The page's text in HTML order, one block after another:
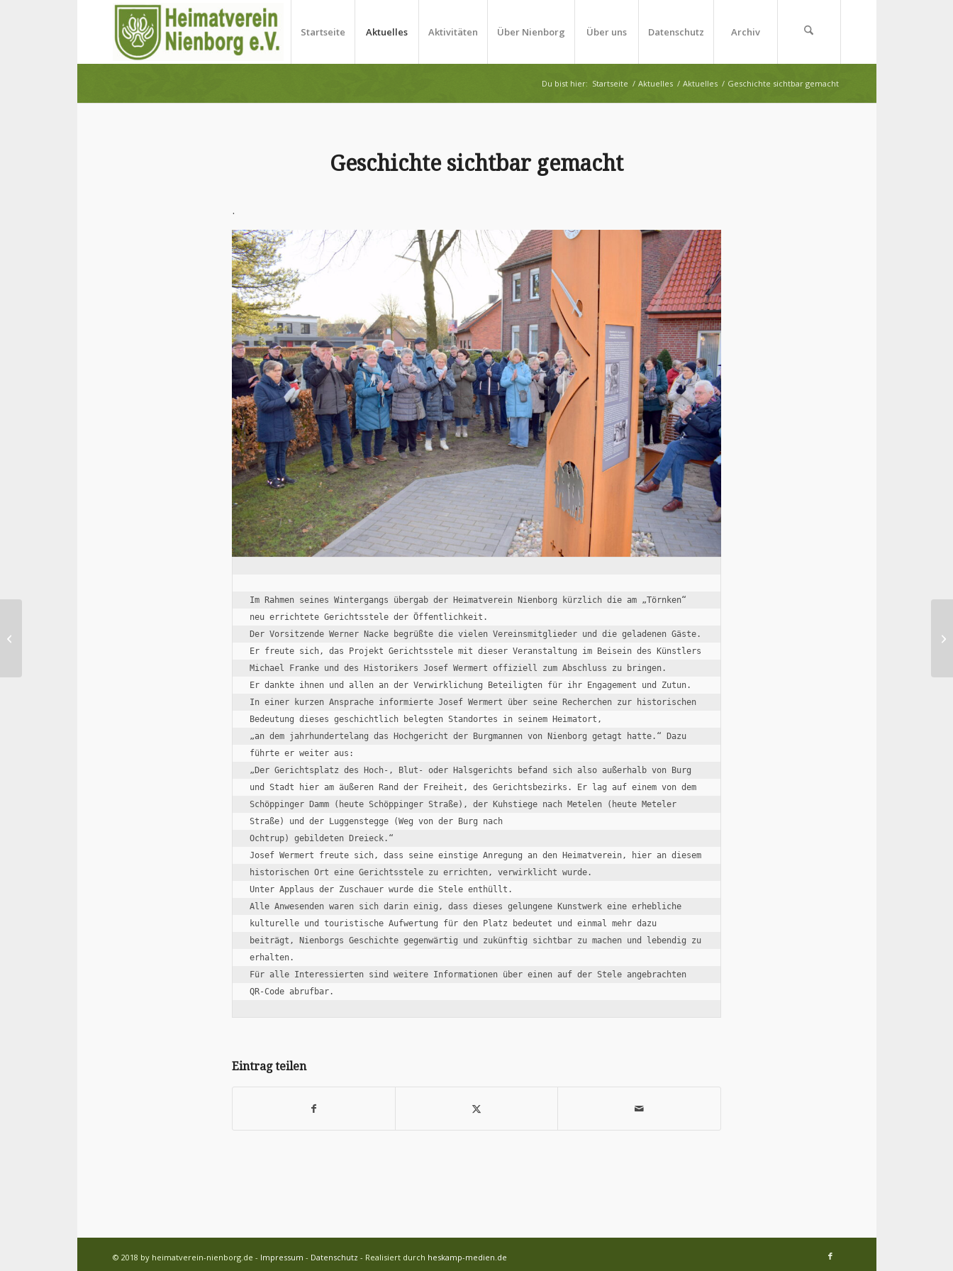
Startseite Aktuelles Aktivitäten Über Nienborg Über uns Datenschutz Archiv
Du bist hier: Startseite / Aktuelles / Aktuelles / Geschichte sichtbar gemacht
Geschichte sichtbar gemacht
.
Im Rahmen seines Wintergangs übergab der Heimatverein Nienborg kürzlich die am „Törnken“
neu errichtete Gerichtsstele der Öffentlichkeit.
Der Vorsitzende Werner Nacke begrüßte die vielen Vereinsmitglieder und die geladenen Gäste.
Er freute sich, das Projekt Gerichtsstele mit dieser Veranstaltung im Beisein des Künstlers
Michael Franke und des Historikers Josef Wermert offiziell zum Abschluss zu bringen.
Er dankte ihnen und allen an der Verwirklichung Beteiligten für ihr Engagement und Zutun.
In einer kurzen Ansprache informierte Josef Wermert über seine Recherchen zur historischen
Bedeutung dieses geschichtlich belegten Standortes in seinem Heimatort,
„an dem jahrhundertelang das Hochgericht der Burgmannen von Nienborg getagt hatte.“ Dazu
führte er weiter aus:
„Der Gerichtsplatz des Hoch-, Blut- oder Halsgerichts befand sich also außerhalb von Burg
und Stadt hier am äußeren Rand der Freiheit, des Gerichtsbezirks. Er lag auf einem von dem
Schöppinger Damm (heute Schöppinger Straße), der Kuhstiege nach Metelen (heute Meteler
Straße) und der Luggenstegge (Weg von der Burg nach
Ochtrup) gebildeten Dreieck.“
Josef Wermert freute sich, dass seine einstige Anregung an den Heimatverein, hier an diesem
historischen Ort eine Gerichtsstele zu errichten, verwirklicht wurde.
Unter Applaus der Zuschauer wurde die Stele enthüllt.
Alle Anwesenden waren sich darin einig, dass dieses gelungene Kunstwerk eine erhebliche
kulturelle und touristische Aufwertung für den Platz bedeutet und einmal mehr dazu
beiträgt, Nienborgs Geschichte gegenwärtig und zukünftig sichtbar zu machen und lebendig zu
erhalten.
Für alle Interessierten sind weitere Informationen über einen auf der Stele angebrachten
Eintrag teilen
© 2018 by heimatverein-nienborg.de - Impressum - Datenschutz - Realisiert durch heskamp-medien.de